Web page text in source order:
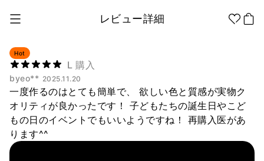
Hot
L 購入
byeo** 2025.11.20
一度作るのはとても簡単で、 欲しい色と質感が実物ク
オリティが良かったです！ 子どもたちの誕生日やこど
もの日のイベントでもいいようですね！ 再購入医があ
ります^^
レビュー詳細
1個から制作
ノベルティ
ノウハウ
アパレル
ファッション小物
アパレル カテゴリー